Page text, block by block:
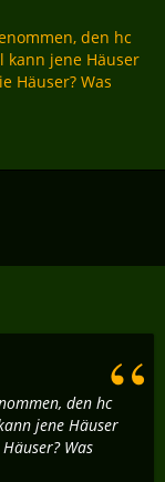
den hc
kann jene Häuser
Häuser? Was
den hc
jene Häuser
Was